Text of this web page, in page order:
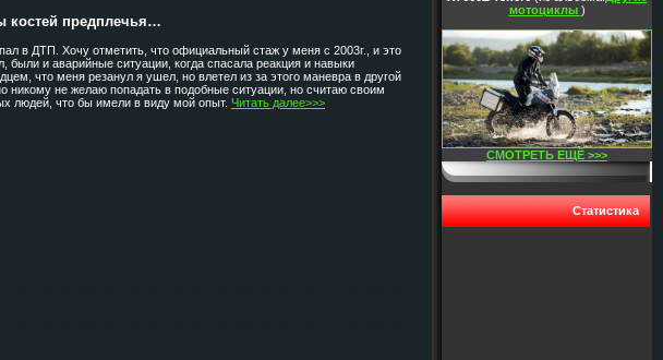
костей предплечья…
в ДТП. Хочу отметить, что официальный стаж у меня с 2003г., и это
и аварийные ситуации, когда спасала реакция и навыки
что меня резанул я ушел, но влетел из за этого маневра в другой
никому не желаю попадать в подобные ситуации, но считаю своим
людей, что бы имели в виду мой опыт. Читать далее>>>
мотоциклы )
СМОТРЕТЬ ЕЩЁ >>>
Статистика